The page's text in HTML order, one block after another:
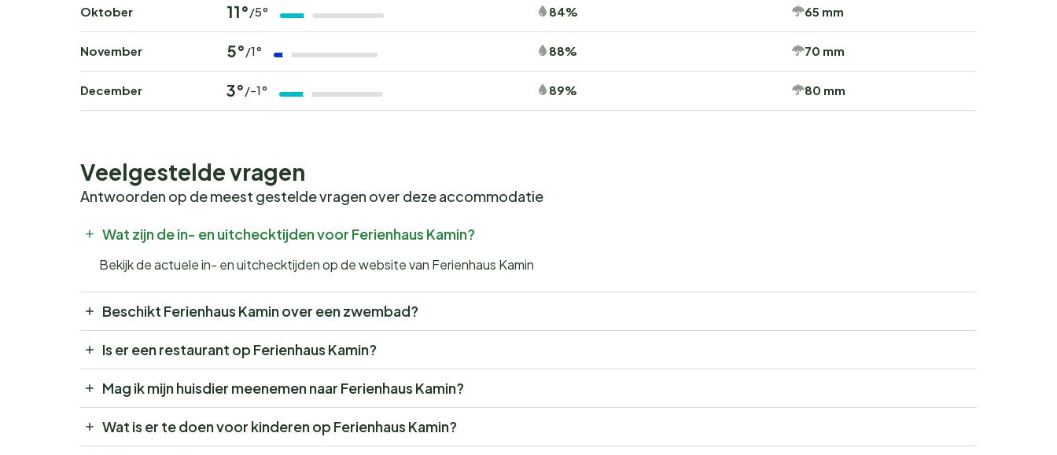
Oktober 11°/5° 84% 65 mm
November 5°/1° 88% 70 mm
December 3°/-1° 89% 80 mm
Veelgestelde vragen
Antwoorden op de meest gestelde vragen over deze accommodatie
Wat zijn de in- en uitchecktijden voor Ferienhaus Kamin?
Bekijk de actuele in- en uitchecktijden op de website van Ferienhaus Kamin
Beschikt Ferienhaus Kamin over een zwembad?
Is er een restaurant op Ferienhaus Kamin?
Mag ik mijn huisdier meenemen naar Ferienhaus Kamin?
Wat is er te doen voor kinderen op Ferienhaus Kamin?